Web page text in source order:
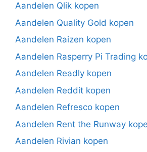
Aandelen Qlik kopen
Aandelen Quality Gold kopen
Aandelen Raizen kopen
Aandelen Rasperry Pi Trading
Aandelen Readly kopen
Aandelen Reddit kopen
Aandelen Refresco kopen
Aandelen Rent the Runway
Aandelen Rivian kopen